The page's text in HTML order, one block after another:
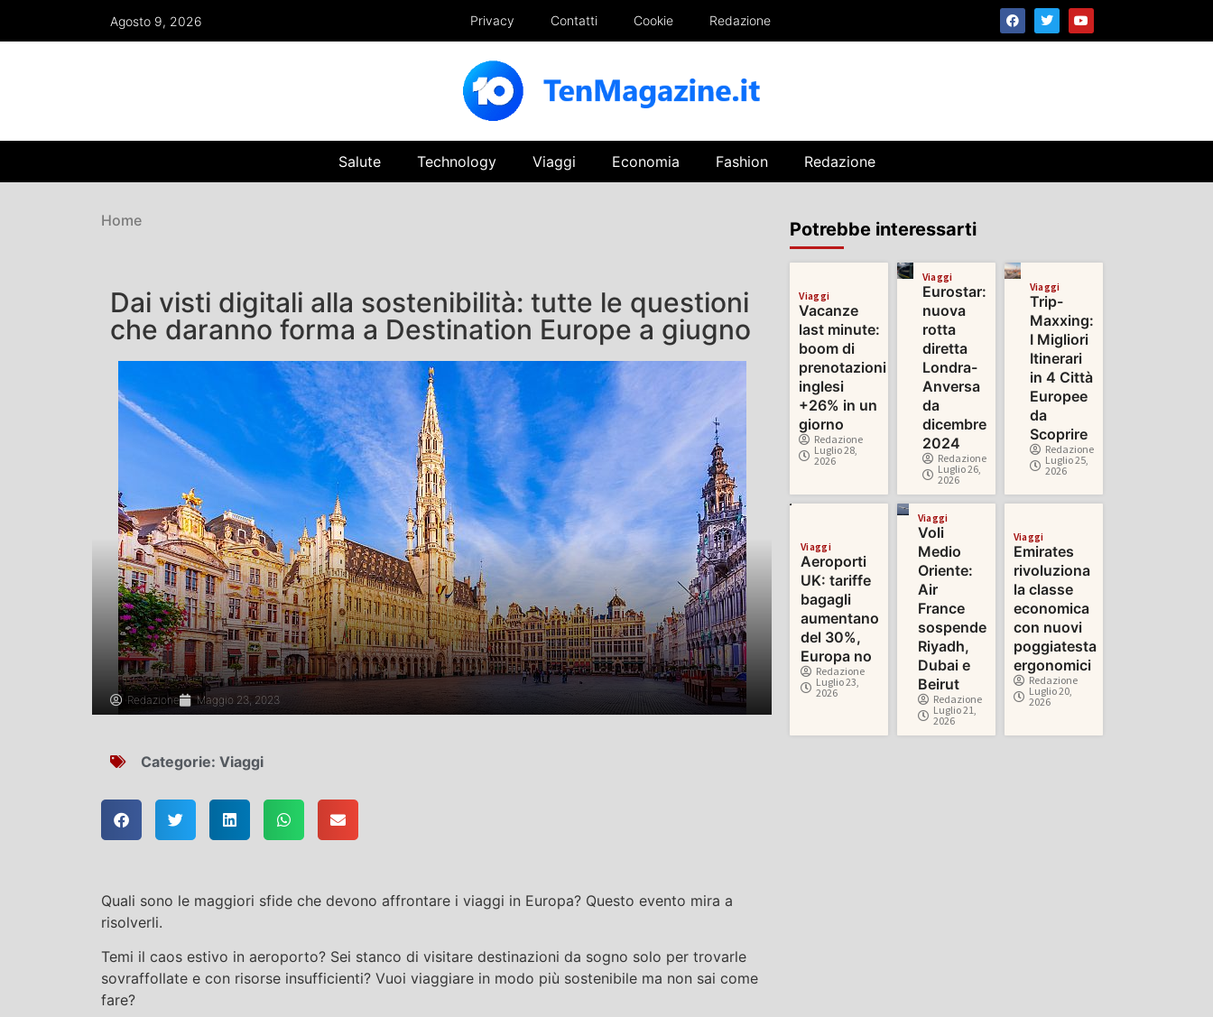
Agosto 9, 2026 Privacy Contatti Cookie Redazione
Salute Technology Viaggi Economia Fashion Redazione
Home
Dai visti digitali alla sostenibilità: tutte le questioni
che daranno forma a Destination Europe a giugno
Redazione Maggio 23, 2023
Categorie: Viaggi
Quali sono le maggiori sfide che devono affrontare i viaggi in Europa? Questo evento mira a
risolverli.
Temi il caos estivo in aeroporto? Sei stanco di visitare destinazioni da sogno solo per trovarle
sovraffollate e con risorse insufficienti? Vuoi viaggiare in modo più sostenibile ma non sai come
fare?
Potrebbe interessarti
Viaggi
Vacanze
last minute:
boom di
prenotazioni
inglesi
+26% in un
giorno
Redazione
Luglio 28,
2026
Viaggi
Eurostar:
nuova
rotta
diretta
Londra-
Anversa
da
dicembre
2024
Redazione
Luglio 26,
2026
Viaggi
Trip-
Maxxing:
I Migliori
Itinerari
in 4 Città
Europee
da
Scoprire
Redazione
Luglio 25,
2026
Viaggi
Aeroporti
UK: tariffe
bagagli
aumentano
del 30%,
Europa no
Redazione
Luglio 23,
2026
Viaggi
Voli
Medio
Oriente:
Air
France
sospende
Riyadh,
Dubai e
Beirut
Redazione
Luglio 21,
2026
Viaggi
Emirates
rivoluziona
la classe
economica
con nuovi
poggiatesta
ergonomici
Redazione
Luglio 20,
2026